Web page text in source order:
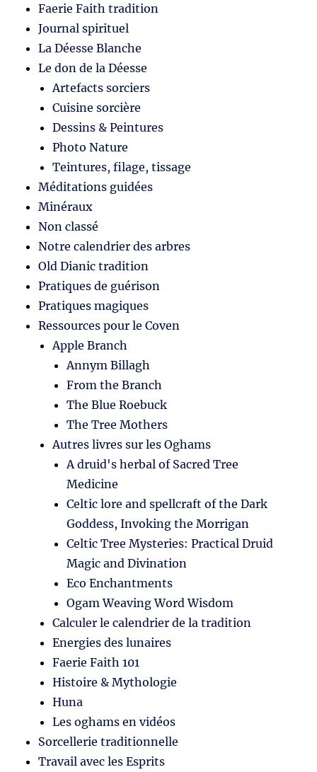
Faerie Faith tradition
Journal spirituel
La Déesse Blanche
Le don de la Déesse
Artefacts sorciers
Cuisine sorcière
Dessins & Peintures
Photo Nature
Teintures, filage, tissage
Méditations guidées
Minéraux
Non classé
Notre calendrier des arbres
Old Dianic tradition
Pratiques de guérison
Pratiques magiques
Ressources pour le Coven
Apple Branch
Annym Billagh
From the Branch
The Blue Roebuck
The Tree Mothers
Autres livres sur les Oghams
A druid's herbal of Sacred Tree
Medicine
Celtic lore and spellcraft of the Dark
Goddess, Invoking the Morrigan
Celtic Tree Mysteries: Practical Druid
Magic and Divination
Eco Enchantments
Ogam Weaving Word Wisdom
Calculer le calendrier de la tradition
Energies des lunaires
Faerie Faith 101
Histoire & Mythologie
Huna
Les oghams en vidéos
Sorcellerie traditionnelle
Travail avec les Esprits